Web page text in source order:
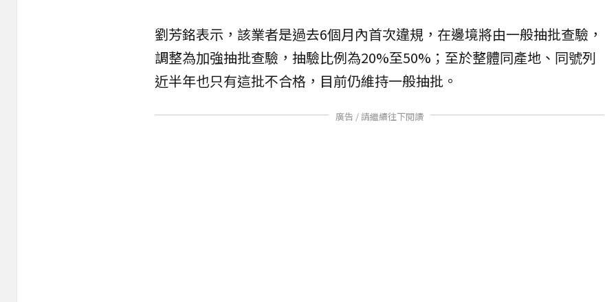
劉芳銘表示，該業者是過去6個月內首次違規，在邊境將由一般抽批查驗，
調整為加強抽批查驗，抽驗比例為20%至50%；至於整體同產地、同號列
近半年也只有這批不合格，目前仍維持一般抽批。
廣告 / 請繼續往下閱讀